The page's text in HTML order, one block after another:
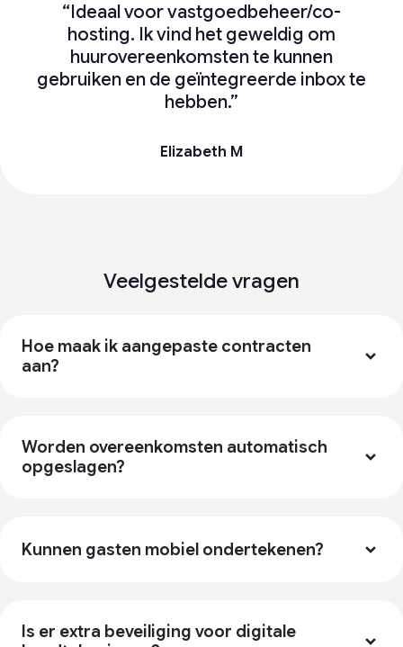
“Ideaal voor vastgoedbeheer/co-
hosting. Ik vind het geweldig om
huurovereenkomsten te kunnen
gebruiken en de geïntegreerde inbox te
hebben.”
Elizabeth M
Veelgestelde vragen
Hoe maak ik aangepaste contracten
aan?
Worden overeenkomsten automatisch
opgeslagen?
Kunnen gasten mobiel ondertekenen?
Is er extra beveiliging voor digitale